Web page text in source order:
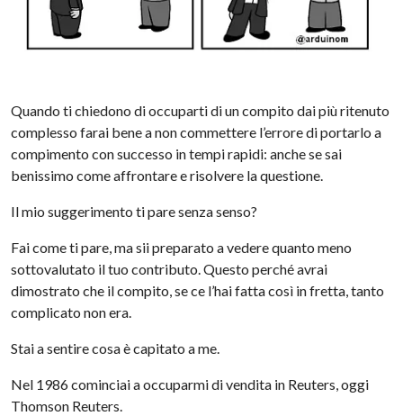
Quando ti chiedono di occuparti di un compito dai più ritenuto
complesso farai bene a non commettere l’errore di portarlo a
compimento con successo in tempi rapidi: anche se sai
benissimo come affrontare e risolvere la questione.
Il mio suggerimento ti pare senza senso?
Fai come ti pare, ma sii preparato a vedere quanto meno
sottovalutato il tuo contributo. Questo perché avrai
dimostrato che il compito, se ce l’hai fatta così in fretta, tanto
complicato non era.
Stai a sentire cosa è capitato a me.
Nel 1986 cominciai a occuparmi di vendita in Reuters, oggi
Thomson Reuters.